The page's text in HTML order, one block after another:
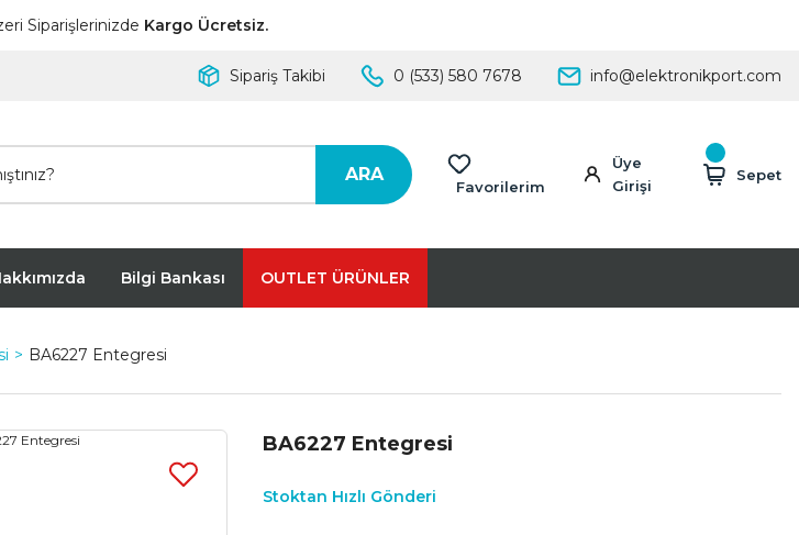
Siparişlerinizde Kargo Ücretsiz.
Sipariş Takibi 0 (533) 580 7678 info@elektronikport.com
ARA
Favorilerim
Üye
Girişi
Sepet
Bilgi Bankası OUTLET ÜRÜNLER
BA6227 Entegresi
BA6227 Entegresi
Stoktan Hızlı Gönderi